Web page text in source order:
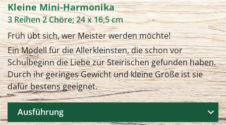
Kleine Mini-Harmonika
3 Reihen 2 Chöre; 24 x 16,5 cm
Früh übt sich, wer Meister werden möchte!
Ein Modell für die Allerkleinsten, die schon vor
Schulbeginn die Liebe zur Steirischen gefunden haben.
Durch ihr geringes Gewicht und kleine Größe ist sie
dafür bestens geeignet.
Ausführung